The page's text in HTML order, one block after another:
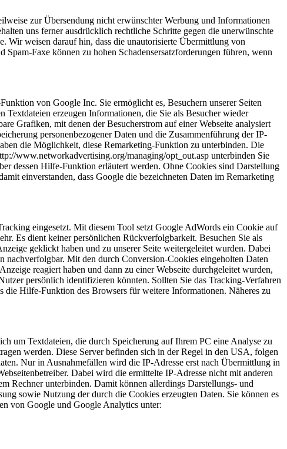
zur Übersendung nicht erwünschter Werbung und Informationen
uns ferner ausdrücklich rechtliche Schritte gegen die unerwünschte
Wir weisen darauf hin, dass die unautorisierte Übermittlung von
Faxe können zu hohen Schadensersatzforderungen führen, wenn
von Google Inc. Sie ermöglicht es, Besuchern unserer Seiten
Textdateien erzeugen Informationen, die Sie als Besucher wieder
Grafiken, mit denen der Besucherstrom auf einer Webseite analysiert
personenbezogener Daten und die Zusammenführung der IP-
die Möglichkeit, diese Remarketing-Funktion zu unterbinden. Die
www.networkadvertising.org/managing/opt_out.asp unterbinden Sie
dessen Hilfe-Funktion erläutert werden. Ohne Cookies sind Darstellung
einverstanden, dass Google die bezeichneten Daten im Remarketing
eingesetzt. Mit diesem Tool setzt Google AdWords ein Cookie auf
Es dient keiner persönlichen Rückverfolgbarkeit. Besuchen Sie als
geklickt haben und zu unserer Seite weitergeleitet wurden. Dabei
Mit den durch Conversion-Cookies eingeholten Daten
reagiert haben und dann zu einer Webseite durchgeleitet wurden,
persönlich identifizieren könnten. Sollten Sie das Tracking-Verfahren
die Hilfe-Funktion des Browsers für weitere Informationen. Näheres zu
um Textdateien, die durch Speicherung auf Ihrem PC eine Analyse zu
werden. Diese Server befinden sich in der Regel in den USA, folgen
Nur in Ausnahmefällen wird die IP-Adresse erst nach Übermittlung in
Dabei wird die ermittelte IP-Adresse nicht mit anderen
Rechner unterbinden. Damit können allerdings Darstellungs- und
sowie Nutzung der durch die Cookies erzeugten Daten. Sie können es
von Google und Google Analytics unter: